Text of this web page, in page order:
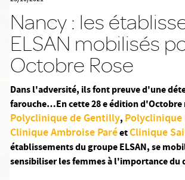
Nancy : les
ELSAN mobilisés
Octobre Rose
Dans l'adversité, ils font preuve d'une
farouche…En cette 28 e édition d'Octobre
Polyclinique de Gentilly,
Clinique Ambroise ParéetClinique
établissements du groupe ELSAN, se
sensibiliser les femmes à l'importance du